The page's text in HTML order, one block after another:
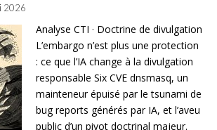
2026
Analyse CTI · Doctrine de divulgation
L’embargo n’est plus une protection
: ce que l’IA change à la divulgation
responsable Six CVE dnsmasq, un
mainteneur épuisé par le tsunami de
bug reports générés par IA, et l’aveu
public d’un pivot doctrinal majeur.